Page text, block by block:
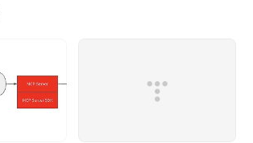
어야 한다.이때 주의할점은 vertx는 repository의 ..